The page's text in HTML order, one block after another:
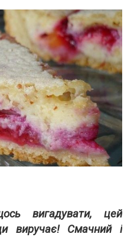
вигадувати, цей
виручає! Смачний і